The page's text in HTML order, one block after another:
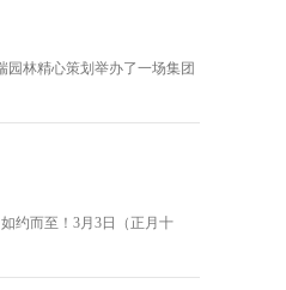
园林精心策划举办了一场集团
约而至！3月3日（正月十